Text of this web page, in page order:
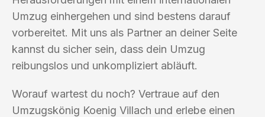
Umzug einhergehen und sind bestens darauf
vorbereitet. Mit uns als Partner an deiner Seite
kannst du sicher sein, dass dein Umzug
reibungslos und unkompliziert abläuft.
Worauf wartest du noch? Vertraue auf den
Umzugskönig Koenig Villach und erlebe einen